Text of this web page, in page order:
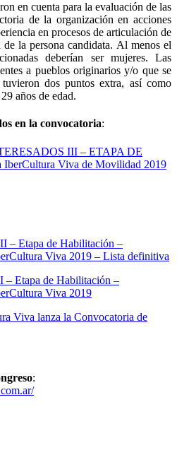
en cuenta para la evaluación de las
de la organización en acciones
en procesos de articulación de
la persona candidata. Al menos el
deberían ser mujeres. Las
a pueblos originarios y/o que se
tuvieron dos puntos extra, así como
años de edad.
en la convocatoria:
III – ETAPA DE
Viva de Movilidad 2019
– Etapa de Habilitación –
Viva 2019 – Lista definitiva
– Etapa de Habilitación –
Viva 2019
Viva lanza la Convocatoria de
: